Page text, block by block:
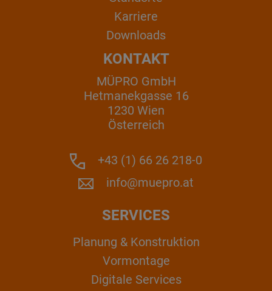
Karriere
Downloads
KONTAKT
MÜPRO GmbH
Hetmanekgasse 16
1230 Wien
Österreich
+43 (1) 66 26 218-0
info@muepro.at
SERVICES
Planung & Konstruktion
Vormontage
Digitale Services